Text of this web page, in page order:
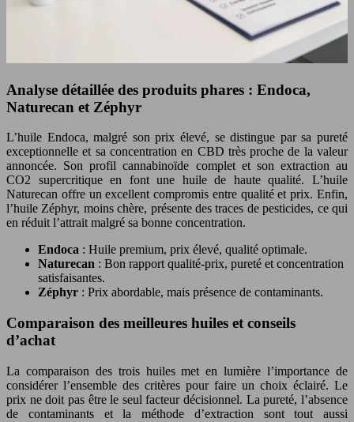
Analyse détaillée des produits phares : Endoca,
Naturecan et Zéphyr
L’huile Endoca, malgré son prix élevé, se distingue par sa pureté
exceptionnelle et sa concentration en CBD très proche de la valeur
annoncée. Son profil cannabinoïde complet et son extraction au
CO2 supercritique en font une huile de haute qualité. L’huile
Naturecan offre un excellent compromis entre qualité et prix. Enfin,
l’huile Zéphyr, moins chère, présente des traces de pesticides, ce qui
en réduit l’attrait malgré sa bonne concentration.
Endoca : Huile premium, prix élevé, qualité optimale.
Naturecan : Bon rapport qualité-prix, pureté et concentration
satisfaisantes.
Zéphyr : Prix abordable, mais présence de contaminants.
Comparaison des meilleures huiles et conseils
d’achat
La comparaison des trois huiles met en lumière l’importance de
considérer l’ensemble des critères pour faire un choix éclairé. Le
prix ne doit pas être le seul facteur décisionnel. La pureté, l’absence
de contaminants et la méthode d’extraction sont tout aussi